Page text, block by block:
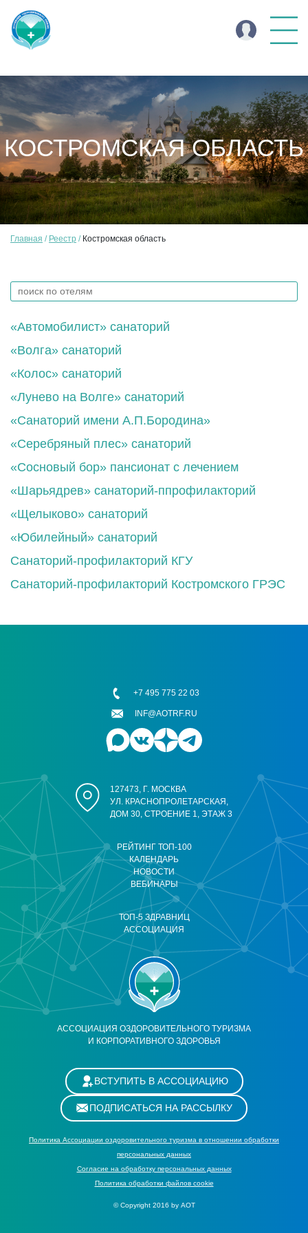
КОСТРОМСКАЯ ОБЛАСТЬ
Главная Реестр Костромская область
«Автомобилист» санаторий
«Волга» санаторий
«Колос» санаторий
«Лунево на Волге» санаторий
«Санаторий имени А.П.Бородина»
«Серебряный плес» санаторий
«Сосновый бор» пансионат с лечением
«Шарьядрев» санаторий-ппрофилакторий
«Щелыково» санаторий
«Юбилейный» санаторий
Санаторий-профилакторий КГУ
Санаторий-профилакторий Костромского ГРЭС
АССОЦИАЦИЯ ОЗДОРОВИТЕЛЬНОГО ТУРИЗМА
И КОРПОРАТИВНОГО ЗДОРОВЬЯ
РЕЙТИНГ ТОП-100
КАЛЕНДАРЬ
НОВОСТИ
ВЕБИНАРЫ
ТОП-5 ЗДРАВНИЦ
АССОЦИАЦИЯ
127473, Г. МОСКВА
УЛ. КРАСНОПРОЛЕТАРСКАЯ,
ДОМ 30, СТРОЕНИЕ 1, ЭТАЖ 3
+7 495 775 22 03
INF@AOTRF.RU
ВСТУПИТЬ В АССОЦИАЦИЮ
ПОДПИСАТЬСЯ НА РАССЫЛКУ
Политика Ассоциации оздоровительного туризма в отношении обработки
персональных данных
Cогласие на обработку персональных данных
Политика обработки файлов cookie
© Copyright 2016 by АОТ